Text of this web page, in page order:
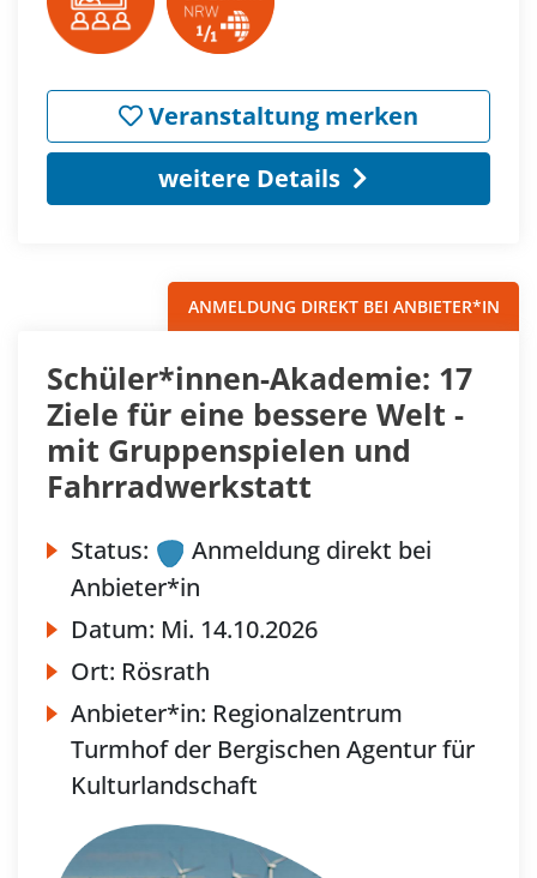
Veranstaltung merken
weitere Details
ANMELDUNG DIREKT BEI ANBIETER*IN
Schüler*innen-Akademie: 17
Ziele für eine bessere Welt -
mit Gruppenspielen und
Fahrradwerkstatt
Status:
Anmeldung direkt bei
Anbieter*in
Datum: Mi. 14.10.2026
Ort: Rösrath
Anbieter*in: Regionalzentrum
Turmhof der Bergischen Agentur für
Kulturlandschaft